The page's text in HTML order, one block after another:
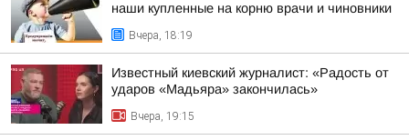
наши купленные на корню врачи и чиновники
Вчера, 18:19
Известный киевский журналист: «Радость от
ударов «Мадьяра» закончилась»
Вчера, 19:15